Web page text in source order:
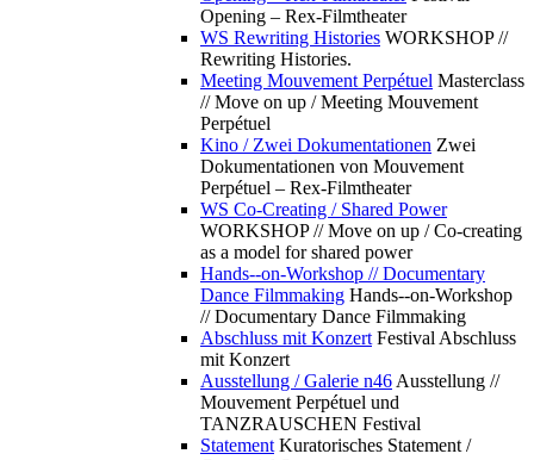
Opening – Rex-Filmtheater
WS Rewriting Histories WORKSHOP //
Rewriting Histories.
Meeting Mouvement Perpétuel Masterclass
// Move on up / Meeting Mouvement
Perpétuel
Kino / Zwei Dokumentationen Zwei
Dokumentationen von Mouvement
Perpétuel – Rex-Filmtheater
WS Co-Creating / Shared Power
WORKSHOP // Move on up / Co-creating
as a model for shared power
Hands--on-Workshop // Documentary
Dance Filmmaking Hands--on-Workshop
// Documentary Dance Filmmaking
Abschluss mit Konzert Festival Abschluss
mit Konzert
Ausstellung / Galerie n46 Ausstellung //
Mouvement Perpétuel und
TANZRAUSCHEN Festival
Statement Kuratorisches Statement /